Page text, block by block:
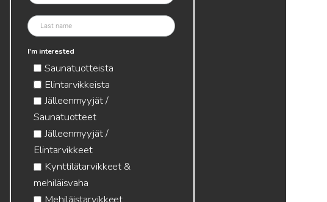
I'm interested
Saunatuotteista
Elintarvikkeista
Jälleenmyyjät /
Saunatuotteet
Jälleenmyyjät /
Elintarvikkeet
Kynttilätarvikkeet &
mehiläisvaha